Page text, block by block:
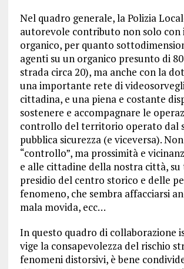
Nel quadro generale, la Polizia
autorevole contributo non solo con
organico, per quanto
agenti su un organico presunto di
strada circa 20), ma anche con la
una importante rete di
cittadina, e una piena e costante
sostenere e accompagnare le
controllo del territorio operato dal
pubblica sicurezza (e viceversa).
“controllo”, ma prossimità e
e alle cittadine della nostra città, su
presidio del centro storico e delle
fenomeno, che sembra affacciarsi
mala movida, ecc…
In questo quadro di collaborazione
vige la consapevolezza del rischio
fenomeni distorsivi, è bene